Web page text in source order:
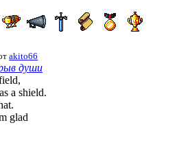
akito66
души
a shield.
glad